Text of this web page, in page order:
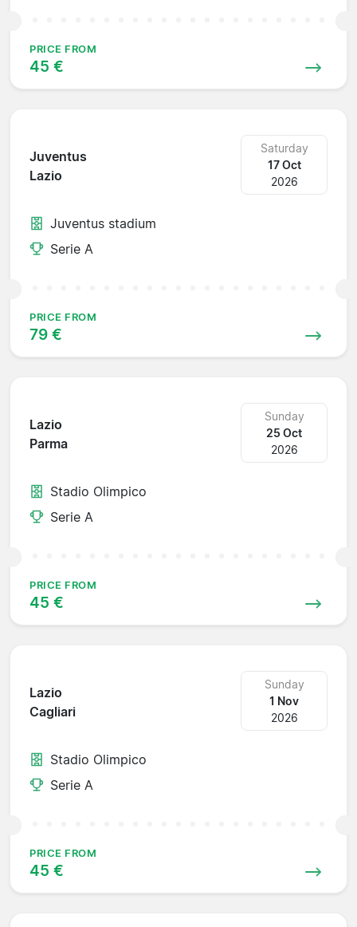
PRICE FROM
45 €
Juventus
Lazio
Saturday
17 Oct
2026
Juventus stadium
Serie A
PRICE FROM
79 €
Lazio
Parma
Sunday
25 Oct
2026
Stadio Olimpico
Serie A
PRICE FROM
45 €
Lazio
Cagliari
Sunday
1 Nov
2026
Stadio Olimpico
Serie A
PRICE FROM
45 €